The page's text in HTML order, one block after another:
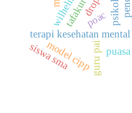
terapi kesehatan
guru pai
poac
model cipp
siswa sma